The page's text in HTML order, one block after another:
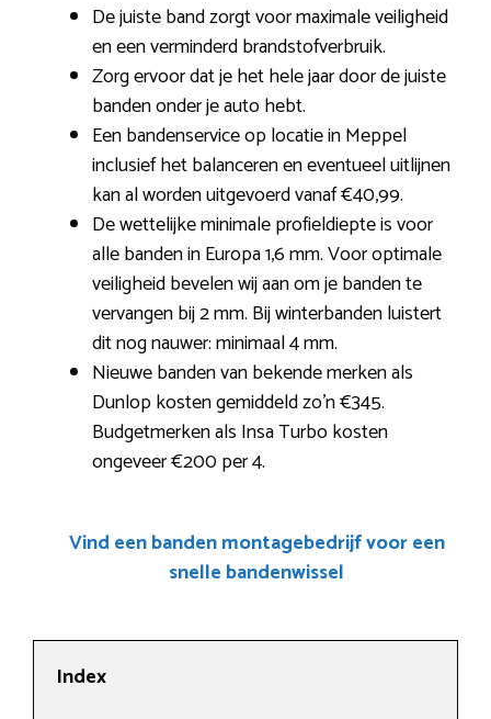
De juiste band zorgt voor maximale veiligheid
en een verminderd brandstofverbruik.
Zorg ervoor dat je het hele jaar door de juiste
banden onder je auto hebt.
Een bandenservice op locatie in Meppel
inclusief het balanceren en eventueel uitlijnen
kan al worden uitgevoerd vanaf €40,99.
De wettelijke minimale profieldiepte is voor
alle banden in Europa 1,6 mm. Voor optimale
veiligheid bevelen wij aan om je banden te
vervangen bij 2 mm. Bij winterbanden luistert
dit nog nauwer: minimaal 4 mm.
Nieuwe banden van bekende merken als
Dunlop kosten gemiddeld zo’n €345.
Budgetmerken als Insa Turbo kosten
ongeveer €200 per 4.
Vind een banden montagebedrijf voor een
snelle bandenwissel
Index